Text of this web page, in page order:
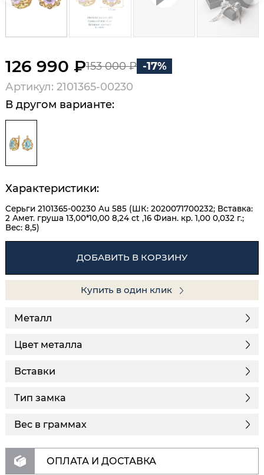
126 990 ₽153 000 ₽ -17%
Артикул: 2101365-00230
В другом варианте:
Характеристики:
Серьги 2101365-00230 Au 585 (ШК: 2020071700232; Вставка:
2 Амет. груша 13,00*10,00 8,24 ct ,16 Фиан. кр. 1,00 0,032 г.;
Вес: 8,5)
ДОБАВИТЬ В КОРЗИНУ
Купить в один клик
Металл
Цвет металла
Вставки
Тип замка
Вес в граммах
ОПЛАТА И ДОСТАВКА